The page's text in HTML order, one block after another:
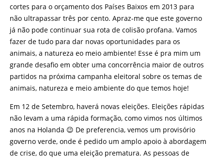
cortes para o orçamento dos Países Baixos em 2013 para
não ultrapassar três por cento. Apraz-me que este governo
já não pode continuar sua rota de colisão profana. Vamos
fazer de tudo para dar novas oportunidades para os
animais, a natureza eo meio ambiente! Esse é pra mim um
grande desafio em obter uma concorrência maior de outros
partidos na próxima campanha eleitoral sobre os temas de
animais, natureza e meio ambiente do que temos hoje!
Em 12 de Setembro, haverá novas eleições. Eleições rápidas
não levam a uma rápida formação, como vimos nos últimos
anos na Holanda 😉 De preferencia, vemos um provisório
governo verde, onde é pedido um amplo apoio à abordagem
de crise, do que uma eleição prematura. As pessoas de